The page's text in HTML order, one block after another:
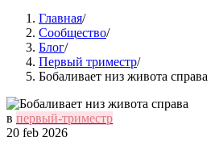
Главная/
Сообщество/
Блог/
Первый триместр/
Бобаливает низ живота справа
в первый-триместр
20 feb 2026